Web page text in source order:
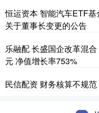
恒运资本 智能汽车ETF
关于董事长变更的公告
乐融配 长盛国企改革混
元 净值增长率753%
民信配资 财务核算不规